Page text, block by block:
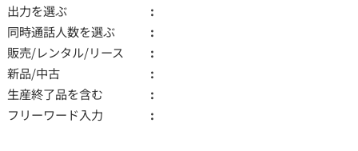
出力を選ぶ
同時通話人数を選ぶ
販売/レンタル/リース
新品/中古
生産終了品を含む
フリーワード入力